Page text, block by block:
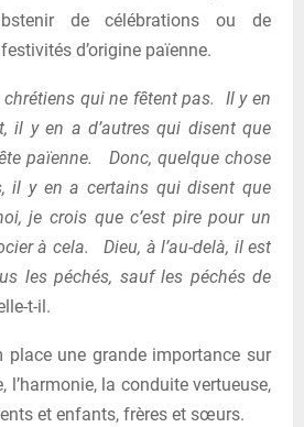
de célébrations ou de
d’origine païenne.
chrétiens qui ne fêtent pas. Il y en
il y en a d’autres qui disent que
païenne. Donc, quelque chose
il y en a certains qui disent que
je crois que c’est pire pour un
à cela. Dieu, à l’au-delà, il est
les péchés, sauf les péchés de
t-il.
place une grande importance sur
l’harmonie, la conduite vertueuse,
et enfants, frères et sœurs.